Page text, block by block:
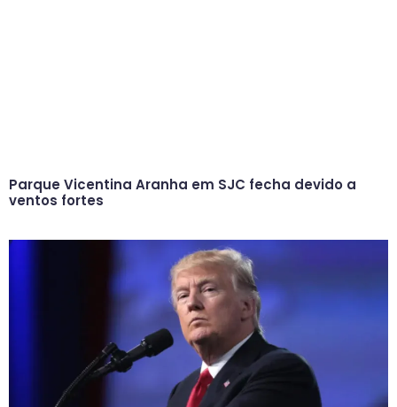
Parque Vicentina Aranha em SJC fecha devido a
ventos fortes